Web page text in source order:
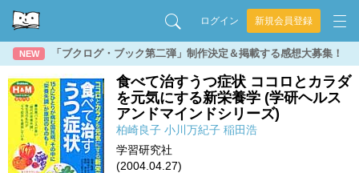
ログイン 新規会員登録
NEW 「ブクログ・ブック第二弾」制作決定＆掲載する感想大募集！
食べて治すうつ症状 ココロとカラダ
を元気にする新栄養学 (学研ヘルス
アンドマインドシリーズ)
柏崎良子 小川万紀子 稲田浩
学習研究社
(2004.04.27)